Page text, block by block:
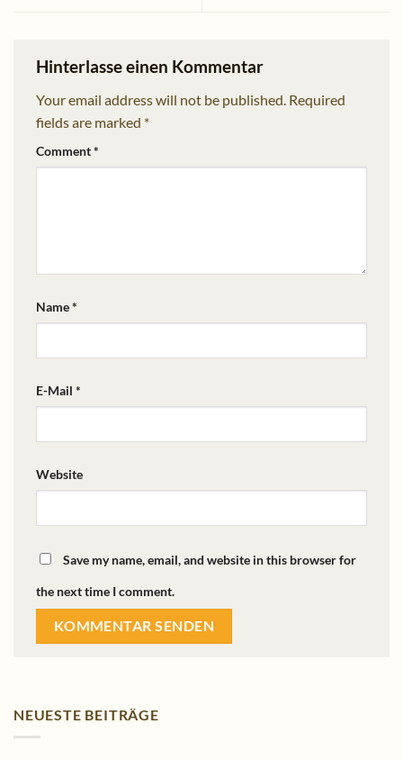
Hinterlasse einen Kommentar
Your email address will not be published. Required
fields are marked *
Comment*
Name *
E-Mail *
Website
Save my name, email, and website in this browser for
the next time I comment.
NEUESTE BEITRÄGE